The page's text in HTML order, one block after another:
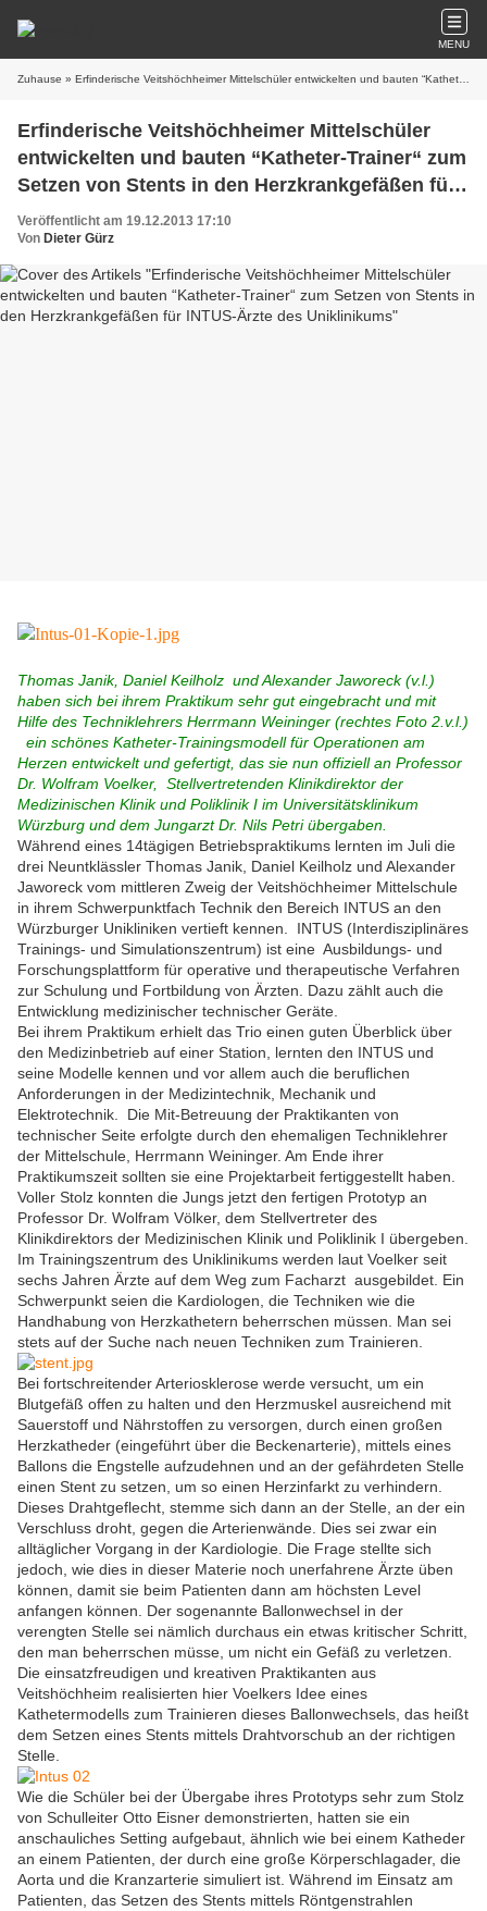
MENU
Zuhause » Erfinderische Veitshöchheimer Mittelschüler entwickelten und bauten “Katheter-Trainer“ zum Setzen von Stents in den Herzkrankgefäßen für INTUS-Ärzte des Uniklinikums
Erfinderische Veitshöchheimer Mittelschüler
entwickelten und bauten “Katheter-Trainer“ zum
Setzen von Stents in den Herzkrankgefäßen für
INTUS-Ärzte des Uniklinikums
Veröffentlicht am 19.12.2013 17:10
Von Dieter Gürz
Thomas Janik, Daniel Keilholz und Alexander Jaworeck (v.l.)
haben sich bei ihrem Praktikum sehr gut eingebracht und mit
Hilfe des Techniklehrers Herrmann Weininger (rechtes Foto 2.v.l.)
ein schönes Katheter-Trainingsmodell für Operationen am
Herzen entwickelt und gefertigt, das sie nun offiziell an Professor
Dr. Wolfram Voelker, Stellvertretenden Klinikdirektor der
Medizinischen Klinik und Poliklinik I im Universitätsklinikum
Würzburg und dem Jungarzt Dr. Nils Petri übergaben.
Während eines 14tägigen Betriebspraktikums lernten im Juli die
drei Neuntklässler Thomas Janik, Daniel Keilholz und Alexander
Jaworeck vom mittleren Zweig der Veitshöchheimer Mittelschule
in ihrem Schwerpunktfach Technik den Bereich INTUS an den
Würzburger Unikliniken vertieft kennen. INTUS (Interdisziplinäres
Trainings- und Simulationszentrum) ist eine Ausbildungs- und
Forschungsplattform für operative und therapeutische Verfahren
zur Schulung und Fortbildung von Ärzten. Dazu zählt auch die
Entwicklung medizinischer technischer Geräte.
Bei ihrem Praktikum erhielt das Trio einen guten Überblick über
den Medizinbetrieb auf einer Station, lernten den INTUS und
seine Modelle kennen und vor allem auch die beruflichen
Anforderungen in der Medizintechnik, Mechanik und
Elektrotechnik. Die Mit-Betreuung der Praktikanten von
technischer Seite erfolgte durch den ehemaligen Techniklehrer
der Mittelschule, Herrmann Weininger. Am Ende ihrer
Praktikumszeit sollten sie eine Projektarbeit fertiggestellt haben.
Voller Stolz konnten die Jungs jetzt den fertigen Prototyp an
Professor Dr. Wolfram Völker, dem Stellvertreter des
Klinikdirektors der Medizinischen Klinik und Poliklinik I übergeben.
Im Trainingszentrum des Uniklinikums werden laut Voelker seit
sechs Jahren Ärzte auf dem Weg zum Facharzt ausgebildet. Ein
Schwerpunkt seien die Kardiologen, die Techniken wie die
Handhabung von Herzkathetern beherrschen müssen. Man sei
stets auf der Suche nach neuen Techniken zum Trainieren.
Bei fortschreitender Arteriosklerose werde versucht, um ein
Blutgefäß offen zu halten und den Herzmuskel ausreichend mit
Sauerstoff und Nährstoffen zu versorgen, durch einen großen
Herzkatheder (eingeführt über die Beckenarterie), mittels eines
Ballons die Engstelle aufzudehnen und an der gefährdeten Stelle
einen Stent zu setzen, um so einen Herzinfarkt zu verhindern.
Dieses Drahtgeflecht, stemme sich dann an der Stelle, an der ein
Verschluss droht, gegen die Arterienwände. Dies sei zwar ein
alltäglicher Vorgang in der Kardiologie. Die Frage stellte sich
jedoch, wie dies in dieser Materie noch unerfahrene Ärzte üben
können, damit sie beim Patienten dann am höchsten Level
anfangen können. Der sogenannte Ballonwechsel in der
verengten Stelle sei nämlich durchaus ein etwas kritischer Schritt,
den man beherrschen müsse, um nicht ein Gefäß zu verletzen.
Die einsatzfreudigen und kreativen Praktikanten aus
Veitshöchheim realisierten hier Voelkers Idee eines
Kathetermodells zum Trainieren dieses Ballonwechsels, das heißt
dem Setzen eines Stents mittels Drahtvorschub an der richtigen
Stelle.
Wie die Schüler bei der Übergabe ihres Prototyps sehr zum Stolz
von Schulleiter Otto Eisner demonstrierten, hatten sie ein
anschauliches Setting aufgebaut, ähnlich wie bei einem Katheder
an einem Patienten, der durch eine große Körperschlagader, die
Aorta und die Kranzarterie simuliert ist. Während im Einsatz am
Patienten, das Setzen des Stents mittels Röntgenstrahlen